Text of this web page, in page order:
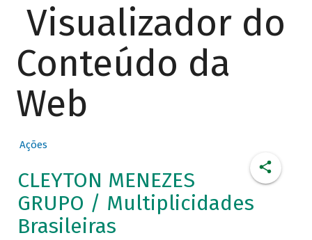
Visualizador do
Conteúdo da
Web
Ações
CLEYTON MENEZES
GRUPO / Multiplicidades
Brasileiras